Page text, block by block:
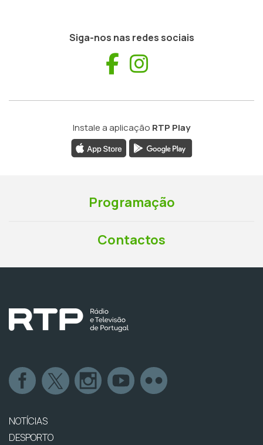
Siga-nos nas redes sociais
Facebook
Instale a aplicação RTP Play
Programação
Contactos
NOTÍCIAS
DESPORTO